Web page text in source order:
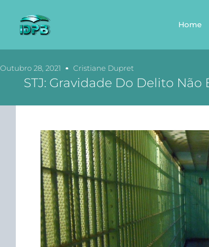
Home
Outubro 28, 2021 Cristiane Dupret
STJ: Gravidade Do Delito